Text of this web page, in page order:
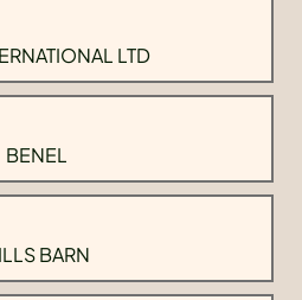
LTD
BENEL
BARN